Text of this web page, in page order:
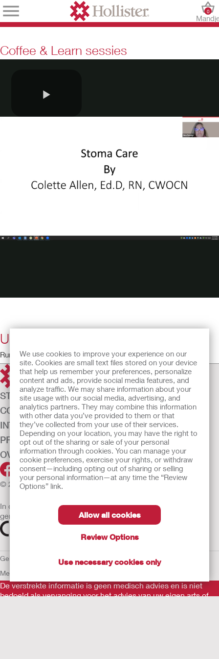
We use cookies to improve your experience on our
site. Cookies are small text files stored on your device
that help us remember your preferences, personalize
content and ads, provide social media features, and
analyze traffic. We may share information about your
site usage with our social media, advertising, and
analytics partners. They may combine this information
with other data you’ve provided to them or that
they’ve collected from your use of their services.
Depending on your location, you may have the right to
opt out of the sharing or sale of your personal
information through cookies. You can manage your
cookie preferences, exercise your rights, or withdraw
consent—including opting out of sharing or selling
your personal information—at any time the “Review
Options” link.
Allow all cookies
Review Options
Use necessary cookies only
0
Coffee & Learn sessies
Urostoma en stomazorg
Running Time: 30:14
STOMAZORG
CONTINENTIEZORG
INTENSIEVE ZORG
PRODUCTEN
OVER ONS
© 2026 Hollister Incorporated
In de EU verkochte medische hulpmiddelen dienen
gemarkeerd te zijn met een van de volgende symbolen
Gebruiksvoorwaarden Gebruik van cookies
Mededeling aan Klokkenluiders
De verstrekte informatie is geen medisch advies en is niet
bedoeld als vervanging voor het advies van uw eigen arts of